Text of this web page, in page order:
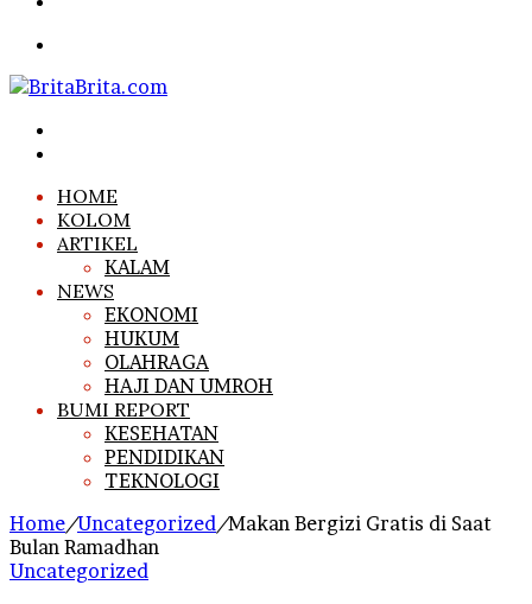
HOME
KOLOM
ARTIKEL
KALAM
NEWS
EKONOMI
HUKUM
OLAHRAGA
HAJI DAN UMROH
BUMI REPORT
KESEHATAN
PENDIDIKAN
TEKNOLOGI
Home/Uncategorized/Makan Bergizi Gratis di Saat
Bulan Ramadhan
Uncategorized